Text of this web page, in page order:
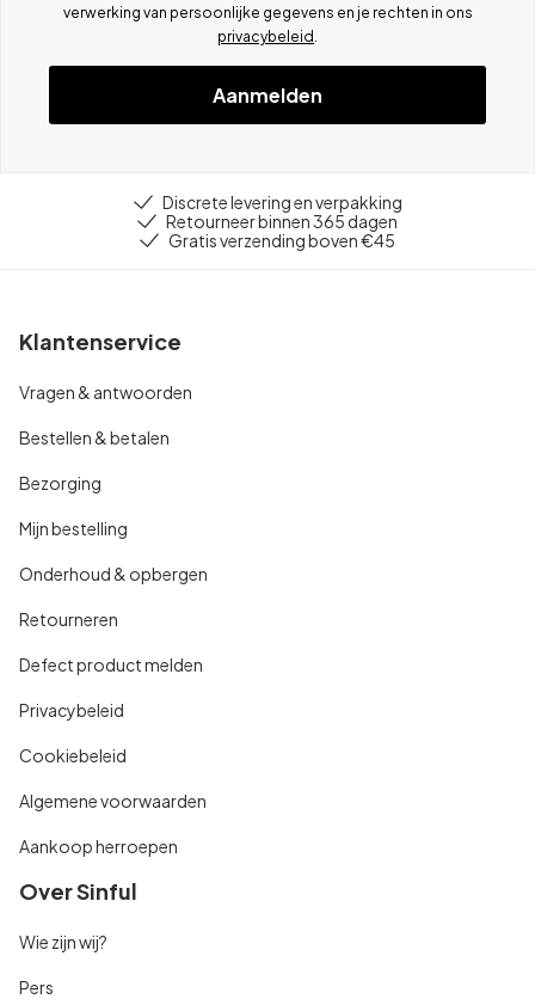
verwerking van persoonlijke gegevens en je rechten in ons
privacybeleid
Aanmelden
Discrete levering en verpakking
Retourneer binnen 365 dagen
Gratis verzending boven €45
Klantenservice
Vragen & antwoorden
Bestellen & betalen
Bezorging
Mijn bestelling
Onderhoud & opbergen
Retourneren
Defect product melden
Privacybeleid
Cookiebeleid
Algemene voorwaarden
Aankoop herroepen
Over Sinful
Wie zijn wij?
Pers